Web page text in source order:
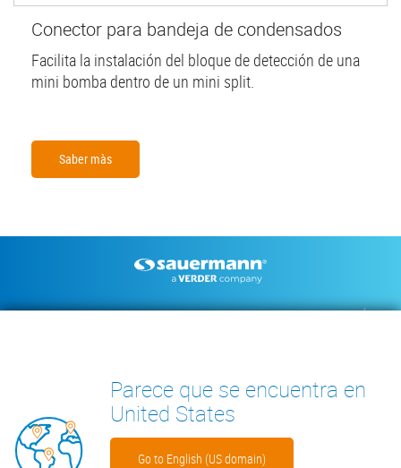
Conector para bandeja de condensados
Facilita la instalación del bloque de detección de una
mini bomba dentro de un mini split.
Saber màs
Footer
BOMBAS DE CONDENSADOS
INSTRUMENTOS DE MEDICIÓN
Parece que se encuentra en
United States
Go to English (US domain)